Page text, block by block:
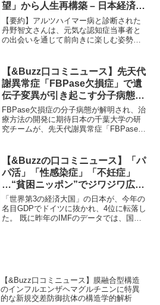
望」から人生再構築 – 日本経済新
聞
【要約】アルツハイマー病と診断された
丹野智文さんは、元気な認知症当事者と
の出会いを通じて前向きに楽しむ姿勢を
まり、認知症に関する情報発信や支援を
行っています。＜感想＞...
【&Buzz口コミニュース】先天代
謝異常症「FBPase欠損症」で遺
伝子変異が引き起こす分子病態を
解明 ～遺伝子変異の種類に応じ
た新たな治療方法の開発に期待
～：時事ドットコム
FBPase欠損症の分子病態が解明され、治
療方法の開発に期待日本の千葉大学の研
究チームが、先天代謝異常症「FBPase欠
せられています。FBPase欠損症は非常に
稀な疾...
【&Buzzの口コミニュース】「パ
パ活」「性感染症」「不妊症」
…“貧困ニッポン”でジワジワ広が
る背景｜日刊ゲンダイヘルスケア
「世界第3の経済大国」の日本が、今年の
名目GDPでドイツに抜かれ、4位に転落し
た。 既に昨年のIMFのデータでは、国民1
【&Buzz口コミニュース】膜融合型構造
のインフルエンザヘマグルチニンに特異
的な新規交差防御抗体の構造学的解析